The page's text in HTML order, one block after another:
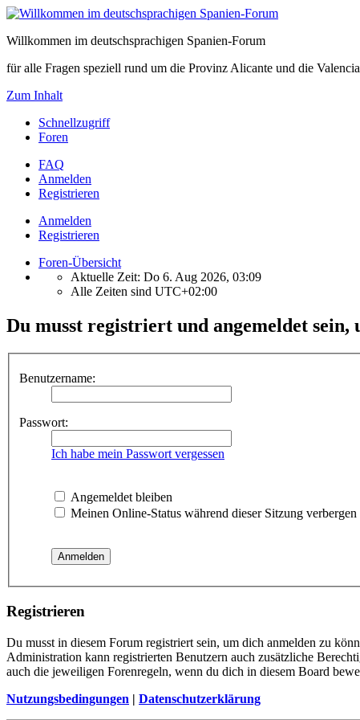
Willkommen im deutschsprachigen Spanien-Forum
für alle Fragen speziell rund um die Provinz Alicante und die
Zum Inhalt
Schnellzugriff
Foren
FAQ
Anmelden
Registrieren
Anmelden
Registrieren
Foren-Übersicht
Aktuelle Zeit: Do 6. Aug 2026, 03:09
Alle Zeiten sind UTC+02:00
Du musst registriert und angemeldet sein,
Benutzername:
Passwort:
Ich habe mein Passwort vergessen
Angemeldet bleiben
Meinen Online-Status während dieser Sitzung verbergen
Registrieren
Du musst in diesem Forum registriert sein, um dich anmelden zu
Administration kann registrierten Benutzern auch zusätzliche
auch die jeweiligen Forenregeln, wenn du dich in diesem Board
Nutzungsbedingungen | Datenschutzerklärung